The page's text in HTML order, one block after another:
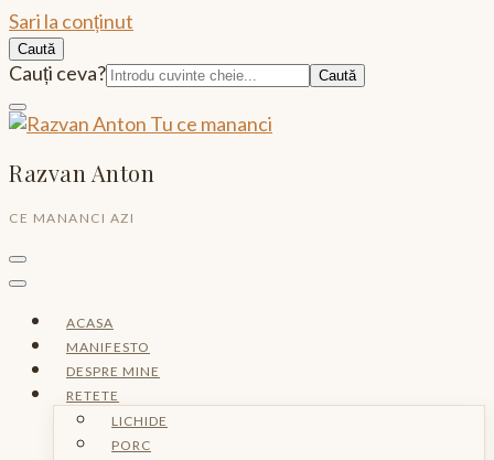
Sari la conținut
Caută
Caută:
Cauți ceva?
Razvan Anton
CE MANANCI AZI
ACASA
MANIFESTO
DESPRE MINE
RETETE
LICHIDE
PORC